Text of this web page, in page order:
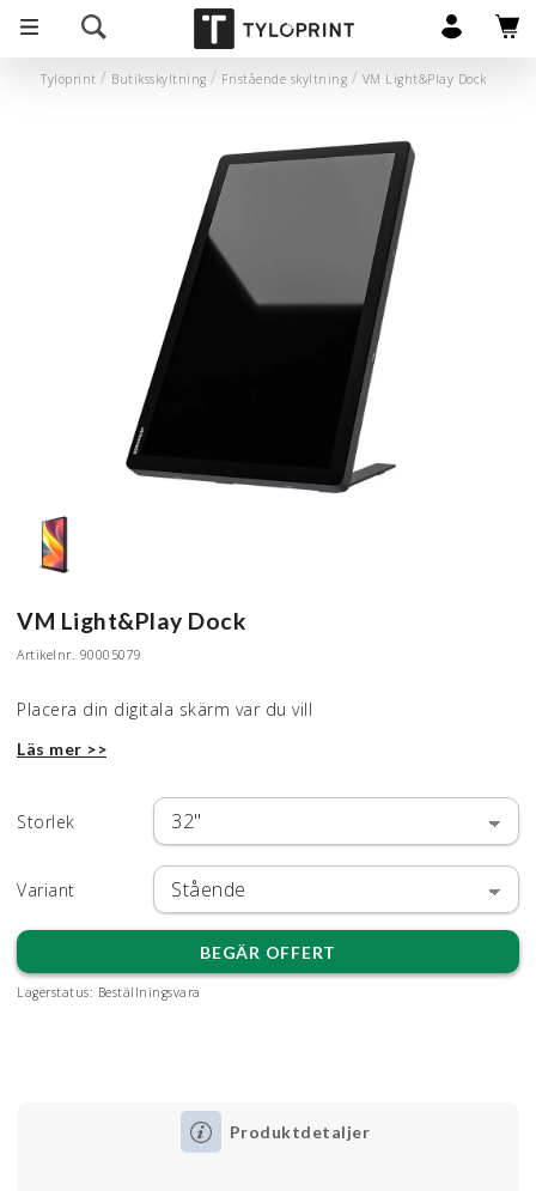
Tylöprint Butiksskyltning Fristående skyltning VM Light&Play Dock
VM Light&Play Dock
Artikelnr. 90005079
Placera din digitala skärm var du vill
Läs mer >>
Storlek
Variant
BEGÄR OFFERT
Lagerstatus: Beställningsvara
Produktdetaljer